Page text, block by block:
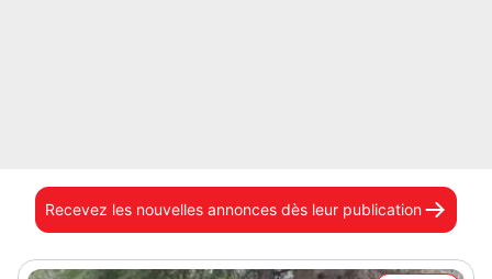
Recevez les nouvelles annonces dès leur publication